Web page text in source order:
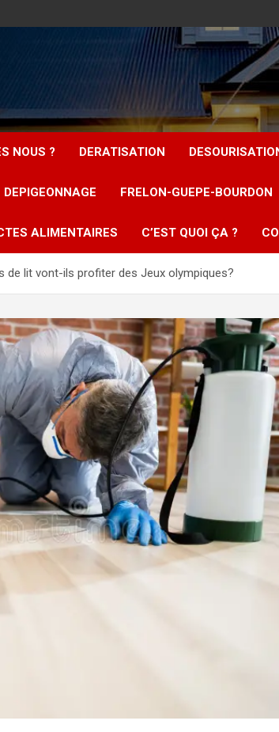
NOUS ? DERATISATION
DEPIGEONNAGE FRELON-GUEPE-BOURDON
ALIMENTAIRES C’EST QUOI ÇA ?
de lit vont-ils profiter des Jeux olympiques?